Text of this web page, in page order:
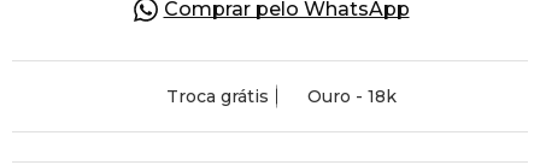
Comprar pelo WhatsApp
Troca grátis Ouro - 18k
OFERTAS